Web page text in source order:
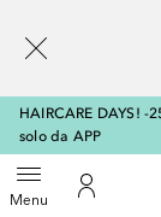
HAIRCARE DAYS! -
solo da APP
MenuApri menuAl Mio